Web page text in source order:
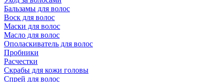
Бальзамы для волос
Воск для волос
Маски для волос
Масло для волос
Ополаскиватель для волос
Пробники
Расчестки
Скрабы для кожи головы
Спрей для волос